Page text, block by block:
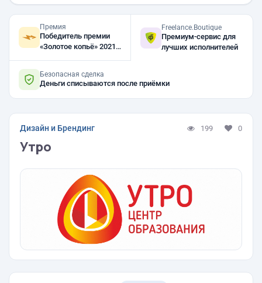
Премия
Победитель премии
«Золотое копьё» 2021,
Freelance.Boutique
Премиум-сервис для
лучших исполнителей
Безопасная сделка
Деньги списываются после приёмки
Дизайн и Брендинг 199 0
Утро